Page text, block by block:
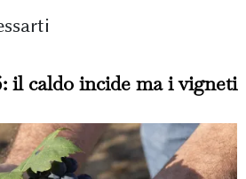
il caldo incide ma i vigneti